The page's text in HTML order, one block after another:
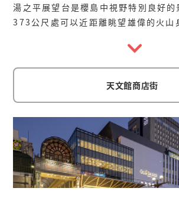
湯之平展望台是櫻島中視野特別良好的
373公尺處可以近距離眺望雄偉的火山
天文館商店街